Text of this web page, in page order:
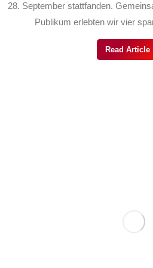
28. September stattfanden.
Publikum erlebten wir vier
Read Article